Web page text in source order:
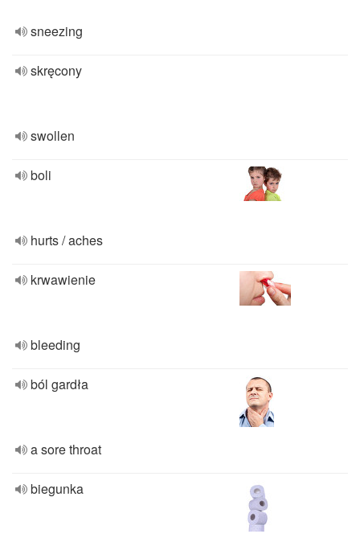
sneezing
skręcony
swollen
boli
hurts / aches
krwawienie
bleeding
ból gardła
a sore throat
biegunka